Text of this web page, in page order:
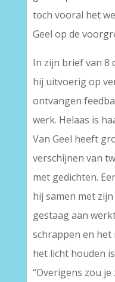
toch vooral het
Geel op de
In zijn brief van 8
hij uitvoerig op
ontvangen
werk. Helaas is
Van Geel heeft
verschijnen van
met gedichten.
hij samen met
gestaag aan
schrappen en
het licht houden
“Overigens zou